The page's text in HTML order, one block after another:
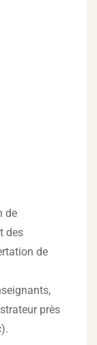
de
des
de
près